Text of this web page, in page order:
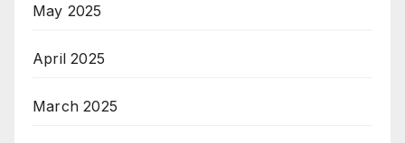
May 2025
April 2025
March 2025